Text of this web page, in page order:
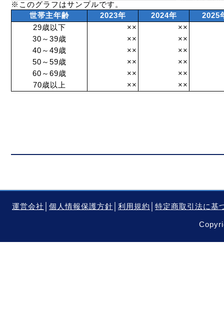
※このグラフはサンプルです。
世帯主年齢
2023年 2024年
2025
29歳以下
××
××
30～39歳
××
××
40～49歳
××
××
50～59歳
××
××
60～69歳
××
××
70歳以上
×× ××
運営会社 個人情報保護方針 利用規約 特定商取引法に基